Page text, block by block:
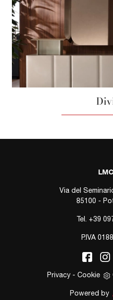
Via del
85100 -
Tel. +39
P.IVA
Privacy - Cookie
Powered by